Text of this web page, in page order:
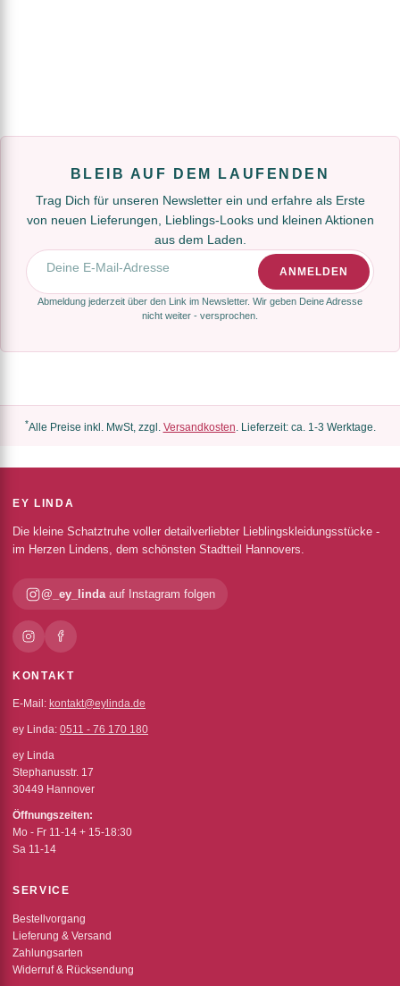
BLEIB AUF DEM LAUFENDEN
Trag Dich für unseren Newsletter ein und erfahre als Erste
von neuen Lieferungen, Lieblings-Looks und kleinen Aktionen
aus dem Laden.
E-Mail-Adresse
ANMELDEN
Abmeldung jederzeit über den Link im Newsletter. Wir geben Deine Adresse
nicht weiter - versprochen.
*Alle Preise inkl. MwSt, zzgl. Versandkosten. Lieferzeit: ca. 1-3 Werktage.
EY LINDA
Die kleine Schatztruhe voller detailverliebter Lieblingskleidungsstücke -
im Herzen Lindens, dem schönsten Stadtteil Hannovers.
@_ey_lindaauf Instagram folgen
KONTAKT
E-Mail: kontakt@eylinda.de
ey Linda: 0511 - 76 170 180
ey Linda
Stephanusstr. 17
30449 Hannover
Öffnungszeiten:
Mo - Fr 11-14 + 15-18:30
Sa 11-14
SERVICE
Bestellvorgang
Lieferung & Versand
Zahlungsarten
Widerruf & Rücksendung